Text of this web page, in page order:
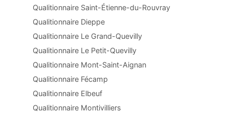
Qualitionnaire Saint-Étienne-du-Rouvray
Qualitionnaire Dieppe
Qualitionnaire Le Grand-Quevilly
Qualitionnaire Le Petit-Quevilly
Qualitionnaire Mont-Saint-Aignan
Qualitionnaire Fécamp
Qualitionnaire Elbeuf
Qualitionnaire Montivilliers